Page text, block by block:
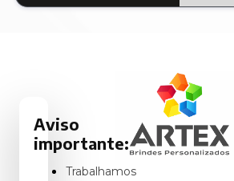
Aviso
importante:
Trabalhamos